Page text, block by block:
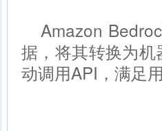
Amazon
据，将其转换为
动调用API，满足